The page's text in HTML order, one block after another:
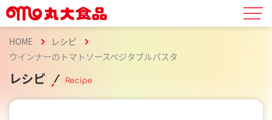
HOME
レシピ
ウインナーのトマトソースベジタブルパスタ
レシピ Recipe